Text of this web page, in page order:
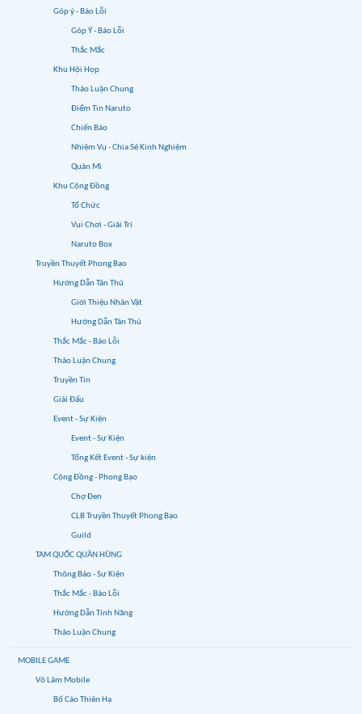
Góp ý - Báo Lỗi
Góp Ý - Báo Lỗi
Thắc Mắc
Khu Hội Họp
Thảo Luận Chung
Điểm Tin Naruto
Chiến Báo
Nhiệm Vụ - Chia Sẻ Kinh Nghiệm
Quán Mì
Khu Cộng Đồng
Tổ Chức
Vui Chơi - Giải Trí
Naruto Box
Truyền Thuyết Phong Bạo
Hướng Dẫn Tân Thủ
Giới Thiệu Nhân Vật
Hướng Dẫn Tân Thủ
Thắc Mắc - Báo Lỗi
Thảo Luận Chung
Truyền Tin
Giải Đấu
Event - Sự Kiện
Event - Sự Kiện
Tổng Kết Event - Sự kiện
Cộng Đồng - Phong Bạo
Chợ Đen
CLB Truyền Thuyết Phong Bạo
Guild
TAM QUỐC QUẦN HÙNG
Thông Báo - Sự Kiện
Thắc Mắc - Báo Lỗi
Hướng Dẫn Tính Năng
Thảo Luận Chung
MOBILE GAME
Võ Lâm Mobile
Bố Cáo Thiên Hạ